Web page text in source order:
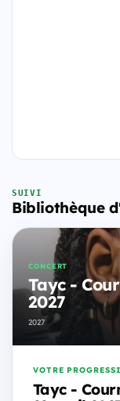
SUIVI
Bibliothèque
CONCERT
Tayc -
2027
2027
VOTRE
Tayc -